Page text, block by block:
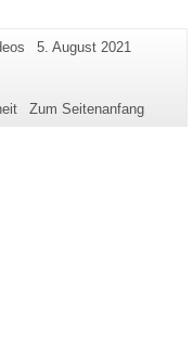
Letzte
5. August 2021
Zum Seitenanfang